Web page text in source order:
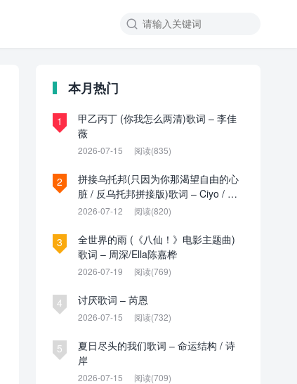

本月热门
1
甲乙丙丁 (你我怎么两清)歌词 – 李佳
薇
2026-07-15 阅读(835)
2
拼接乌托邦(只因为你那渴望自由的心
脏 / 反乌托邦拼接版)歌词 – Ciyo / 见
过夏天P / 乌托邦P
2026-07-12 阅读(820)
3
全世界的雨 (《八仙！》电影主题曲)
歌词 – 周深/Ella陈嘉桦
2026-07-19 阅读(769)
4 讨厌歌词 – 芮恩
2026-07-15 阅读(732)
5
夏日尽头的我们歌词 – 命运结构 / 诗
岸
2026-07-15 阅读(709)